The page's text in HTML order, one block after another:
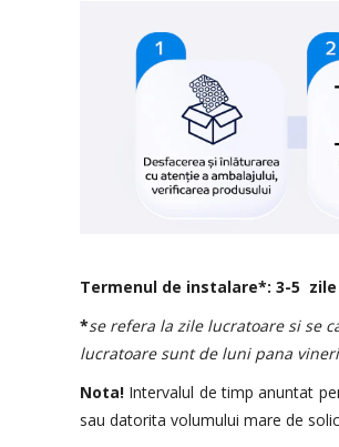
Termenul de instalare*: 3-5
*se refera la zile lucratoare si se
lucratoare sunt de luni pana vineri
Nota! Intervalul de timp anuntat
sau datorita volumului mare de